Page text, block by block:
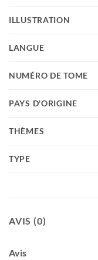
ILLUSTRATION
LANGUE
NUMÉRO DE TOME
PAYS D'ORIGINE
THÈMES
TYPE
AVIS (0)
Avis